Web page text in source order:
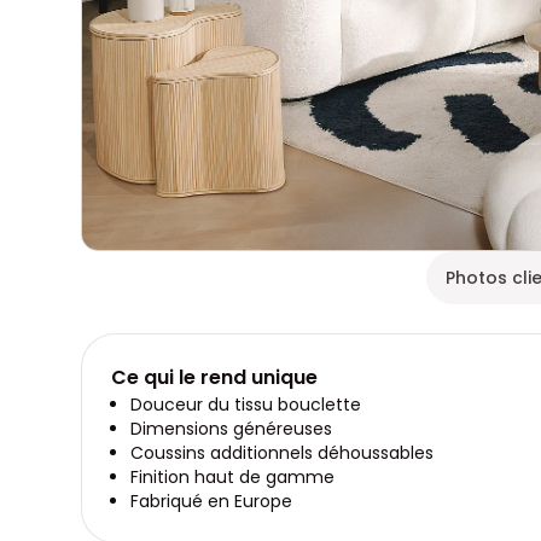
Photos
Ce qui le rend unique
Douceur du tissu bouclette
Dimensions généreuses
Coussins additionnels déhoussables
Finition haut de gamme
Fabriqué en Europe